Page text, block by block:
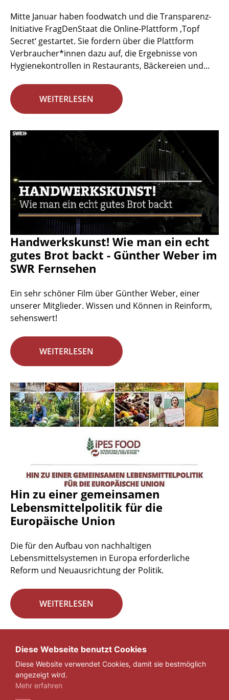
Mitte Januar haben foodwatch und die Transparenz-
Initiative FragDenStaat die Online-Plattform ‚Topf
Secret‘ gestartet. Sie fordern über die Plattform
Verbraucher*innen dazu auf, die Ergebnisse von
Hygienekontrollen in Restaurants, Bäckereien und...
WEITERLESEN
Handwerkskunst! Wie man ein echt
gutes Brot backt - Günther Weber im
SWR Fernsehen
Ein sehr schöner Film über Günther Weber, einer
unserer Mitglieder. Wissen und Können in Reinform,
sehenswert!
WEITERLESEN
Hin zu einer gemeinsamen
Lebensmittelpolitik für die
Europäische Union
Die für den Aufbau von nachhaltigen
Lebensmittelsystemen in Europa erforderliche
Reform und Neuausrichtung der Politik.
WEITERLESEN
« 1 ... 27 28 29
Diese Webseite benutzt Cookies
Diese Website verwendet Cookies, damit sie bestmöglich
angezeigt wird.
Mehr erfahren